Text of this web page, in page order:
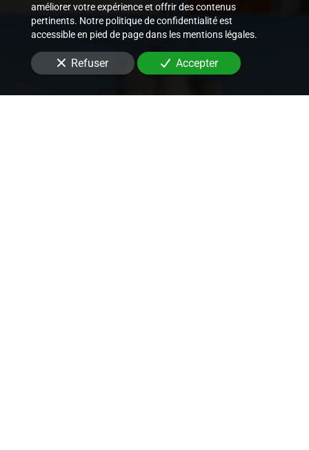
améliorer votre expérience et offrir des contenus
pertinents. Notre politique de confidentialité est
accessible en pied de page dans les mentions légales.
Refuser Accepter